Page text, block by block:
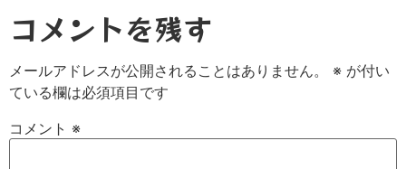
コメントを残す
メールアドレスが公開されることはありません。 ※ が付い
ている欄は必須項目です
コメント ※